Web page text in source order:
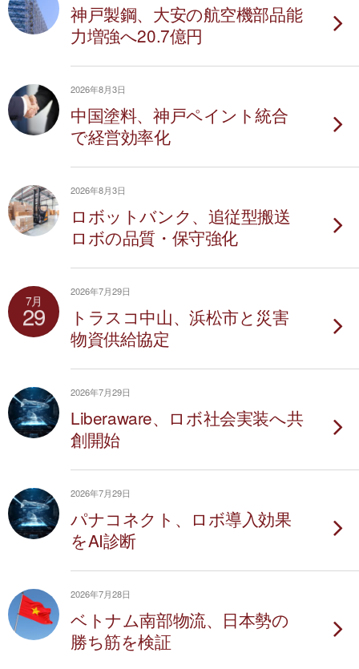
神戸製鋼、大安の航空機部品能
力増強へ20.7億円
2026年8月3日
中国塗料、神戸ペイント統合
で経営効率化
2026年8月3日
ロボットバンク、追従型搬送
ロボの品質・保守強化
7月
29
2026年7月29日
トラスコ中山、浜松市と災害
物資供給協定
2026年7月29日
Liberaware、ロボ社会実装へ共
創開始
2026年7月29日
パナコネクト、ロボ導入効果
をAI診断
2026年7月28日
ベトナム南部物流、日本勢の
勝ち筋を検証